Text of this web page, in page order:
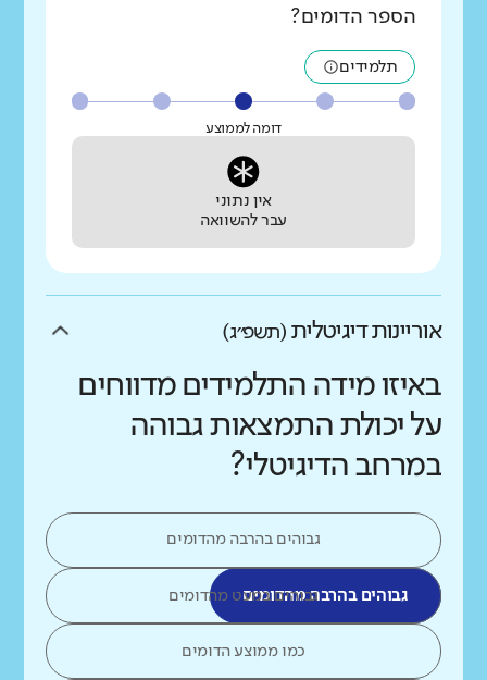
הספר הדומים?
תלמידים
דומה לממוצע
אין נתוני
עבר להשוואה
אוריינות דיגיטלית (תשפ״ג)
באיזו מידה התלמידים מדווחים
על יכולת התמצאות גבוהה
במרחב הדיגיטלי?
גבוהים בהרבה מהדומים
גבוהים בהרבה מהדומיםגבוהים במעט מהדומים
כמו ממוצע הדומים